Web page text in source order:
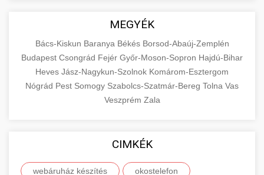
MEGYÉK
Bács-Kiskun Baranya Békés Borsod-Abaúj-Zemplén
Budapest Csongrád Fejér Győr-Moson-Sopron Hajdú-Bihar
Heves Jász-Nagykun-Szolnok Komárom-Esztergom
Nógrád Pest Somogy Szabolcs-Szatmár-Bereg Tolna Vas
Veszprém Zala
CIMKÉK
webáruház készítés okostelefon